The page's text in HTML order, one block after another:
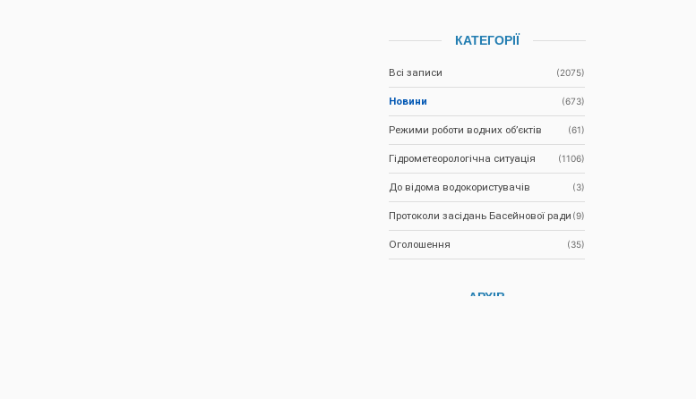
КАТЕГОРІЇ
Всі записи (2075)
Новини (673)
Режими роботи водних об’єктів (61)
Гідрометеорологічна ситуація (1106)
До відома водокористувачів (3)
Протоколи засідань Басейнової ради (9)
Оголошення (35)
АРХІВ